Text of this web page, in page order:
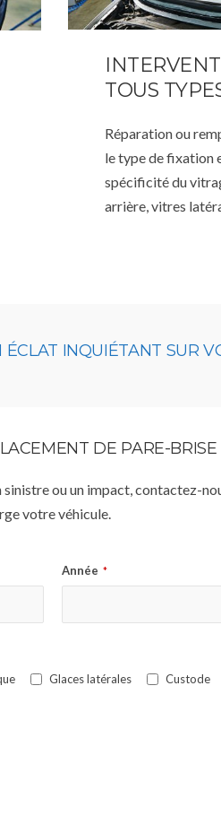
TOUS
Réparation ou
le type de fixation
spécificité du
arrière, vitres
INQUIÉTANT SUR
DE PARE-BRISE
ou un impact, contactez-
votre véhicule.
Année *
Glaces latérales Custode